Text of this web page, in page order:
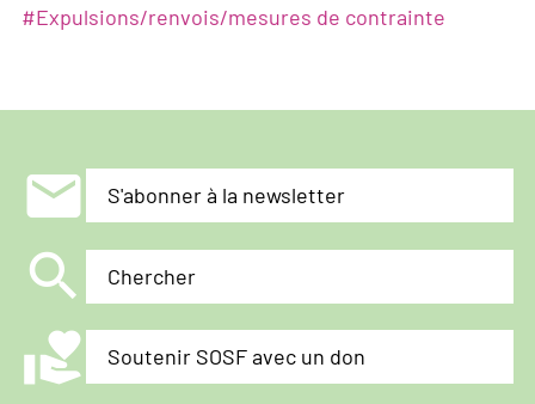
#Expulsions/renvois/mesures de contrainte
mail S'abonner à la newsletter
search Chercher
volunteer_activism Soutenir SOSF avec un don